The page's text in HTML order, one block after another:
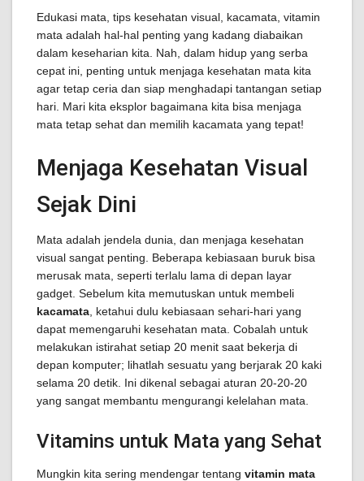
Edukasi mata, tips kesehatan visual, kacamata, vitamin
mata adalah hal-hal penting yang kadang diabaikan
dalam keseharian kita. Nah, dalam hidup yang serba
cepat ini, penting untuk menjaga kesehatan mata kita
agar tetap ceria dan siap menghadapi tantangan setiap
hari. Mari kita eksplor bagaimana kita bisa menjaga
mata tetap sehat dan memilih kacamata yang tepat!
Menjaga Kesehatan Visual
Sejak Dini
Mata adalah jendela dunia, dan menjaga kesehatan
visual sangat penting. Beberapa kebiasaan buruk bisa
merusak mata, seperti terlalu lama di depan layar
gadget. Sebelum kita memutuskan untuk membeli
kacamata , ketahui dulu kebiasaan sehari-hari yang
dapat memengaruhi kesehatan mata. Cobalah untuk
melakukan istirahat setiap 20 menit saat bekerja di
depan komputer; lihatlah sesuatu yang berjarak 20 kaki
selama 20 detik. Ini dikenal sebagai aturan 20-20-20
yang sangat membantu mengurangi kelelahan mata.
Vitamins untuk Mata yang Sehat
Mungkin kita sering mendengar tentang vitamin mata